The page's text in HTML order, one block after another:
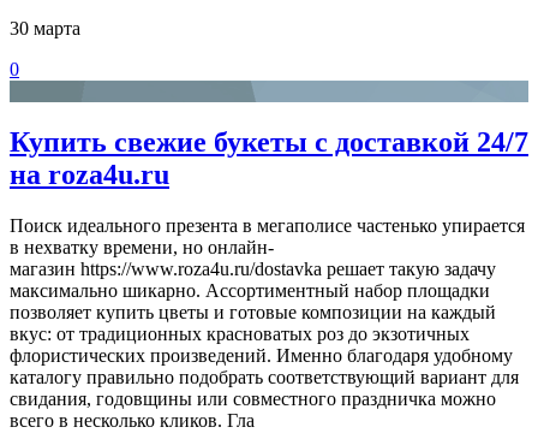
30 марта
0
Купить свежие букеты с доставкой 24/7
на roza4u.ru
Поиск идеального презента в мегаполисе частенько упирается
в нехватку времени, но онлайн-
магазин https://www.roza4u.ru/dostavka решает такую задачу
максимально шикарно. Ассортиментный набор площадки
позволяет купить цветы и готовые композиции на каждый
вкус: от традиционных красноватых роз до экзотичных
флористических произведений. Именно благодаря удобному
каталогу правильно подобрать соответствующий вариант для
свидания, годовщины или совместного праздничка можно
всего в несколько кликов. Гла